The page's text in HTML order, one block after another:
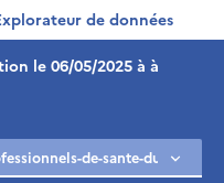
de données
le 06/05/2025 à à